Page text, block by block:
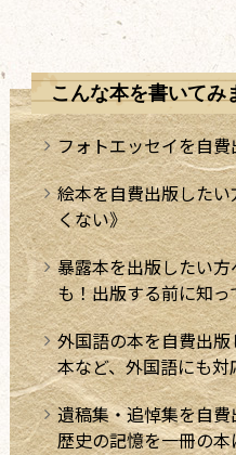
こんな本を書いてみ
フォトエッセイを自
絵本を自費出版した
くない》
暴露本を出版したい
も！出版する前に知
外国語の本を自費出
本など、外国語にも
遺稿集・追悼集を自
歴史の記憶を一冊の本